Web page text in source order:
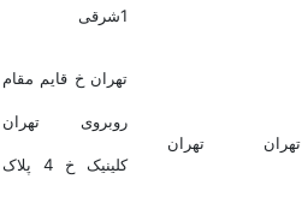
1شرقی
تهران تهران
تهران خ قایم مقام
روبروی تهران
کلینیک خ 4 پلاک